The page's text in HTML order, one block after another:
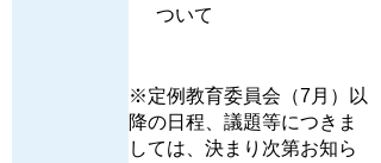
ついて
※定例教育委員会（7月）以
降の日程、議題等につきま
しては、決まり次第お知ら